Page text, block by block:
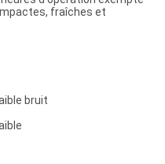
fraîches et
bruit